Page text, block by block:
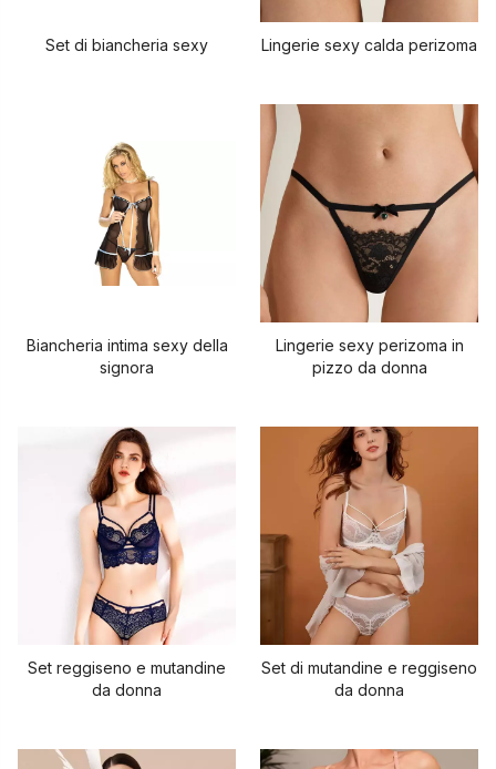
Set di biancheria sexy Lingerie sexy calda perizoma
Biancheria intima sexy della
signora
Lingerie sexy perizoma in
pizzo da donna
Set reggiseno e mutandine
da donna
Set di mutandine e reggiseno
da donna